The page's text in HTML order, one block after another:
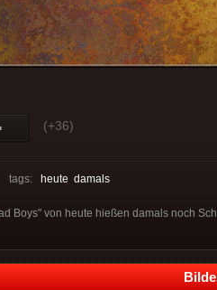
(+36)
tags: heute damals
Boys" von heute hießen damals noch